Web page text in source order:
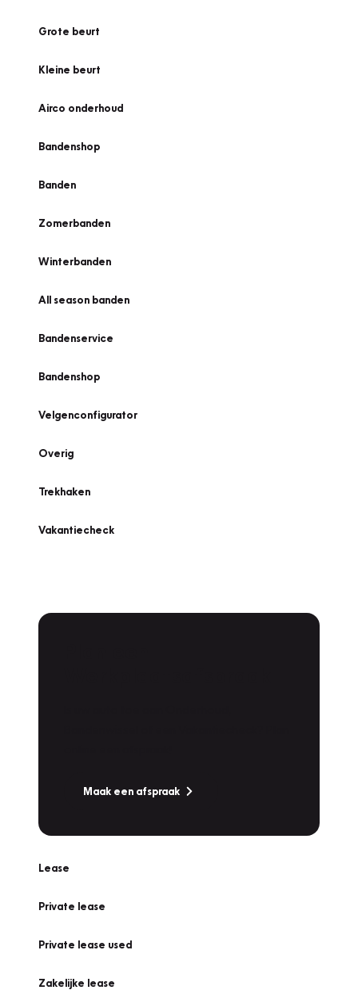
Grote beurt
Kleine beurt
Airco onderhoud
Bandenshop
Banden
Zomerbanden
Winterbanden
All season banden
Bandenservice
Bandenshop
Velgenconfigurator
Overig
Trekhaken
Vakantiecheck
Maak een afspraak
Lease
Private lease
Private lease used
Zakelijke lease